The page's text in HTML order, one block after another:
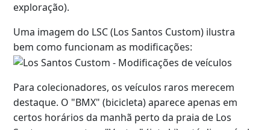
exploração).
Uma imagem do LSC (Los Santos Custom) ilustra
bem como funcionam as modificações:
Para colecionadores, os veículos raros merecem
destaque. O "BMX" (bicicleta) aparece apenas em
certos horários da manhã perto da praia de Los